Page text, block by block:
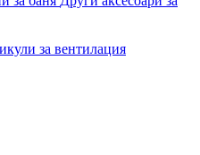
за вентилация